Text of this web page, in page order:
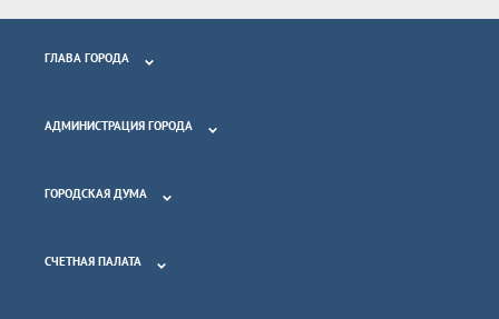
ГЛАВА ГОРОДА
АДМИНИСТРАЦИЯ ГОРОДА
ГОРОДСКАЯ ДУМА
СЧЕТНАЯ ПАЛАТА